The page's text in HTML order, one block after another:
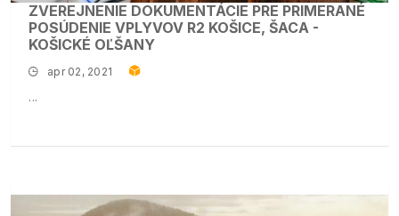
ZVEREJNENIE DOKUMENTÁCIE PRE PRIMERANÉ
POSÚDENIE VPLYVOV R2 KOŠICE, ŠACA -
KOŠICKÉ OĽŠANY
apr 02, 2021